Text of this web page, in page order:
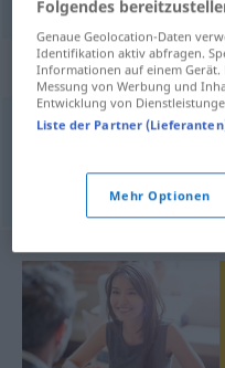
Synonyme
© OpenThesaurus.de
Folgendes
Genaue Geolocation-Daten
Identifikation aktiv abfragen.
Informationen auf einem
Messung von Werbung und
Entwicklung von
Liste der Partner
Mehr Optionen